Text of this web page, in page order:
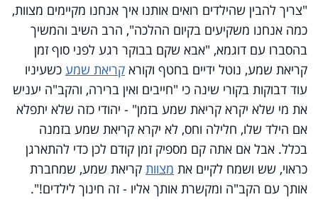
"צריך להבין שהילדים רואים אותנו איך אנחנו מקיימים מצוות,
כמה אנחנו משקיעים בקיום ההלכה", הרב השיב והמשיך
בהסברו עם דוגמא, "אבא שקם בבוקר רגע לפני סוף זמן
קריאת שמע, נוטל ידיים בחטף וקורא קריאת שמע כשעיניו
עוד דבוקות בקורי שינה כי "חייבים ואין ברירה, והקב"ה יעניש
את מי שלא יקרא קריאת שמע בזמן" - יהודי כזה שלא יתפלא
אם הילד שלו, חלילה וחס, לא יקרא קריאת שמע בזמנה
בכלל. אבל אם אתה קם מספיק זמן קודם לכן כדי להתארגן
כראוי, שש ושמח לקיים את מצוות קריאת שמע, שמחברת
אותך עם הקב"ה ומקשרת אותך אליו - זה חינוך לילדים!".